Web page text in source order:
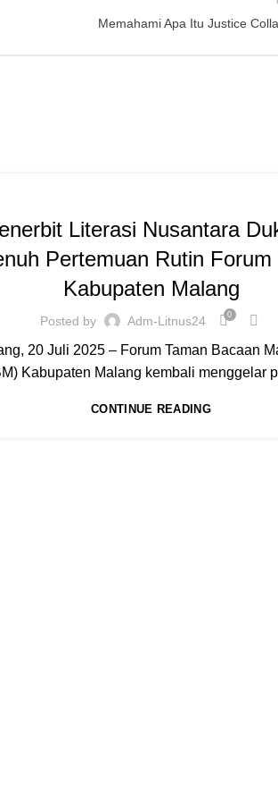
Memahami Apa Itu Justice
Literasi Nusantara
Pertemuan Rutin Forum
Kabupaten Malang
Posted by Adm-Litnus24 0
20 Juli 2025 – Forum Taman Bacaan
Kabupaten Malang kembali menggelar
CONTINUE READING